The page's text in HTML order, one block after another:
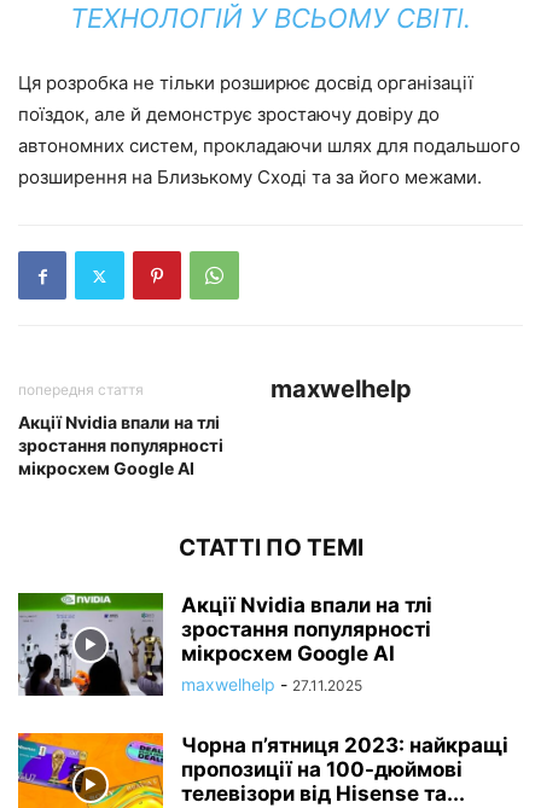
ТЕХНОЛОГІЙ У ВСЬОМУ СВІТІ.
Ця розробка не тільки розширює досвід організації
поїздок, але й демонструє зростаючу довіру до
автономних систем, прокладаючи шлях для подальшого
розширення на Близькому Сході та за його межами.
попередня стаття
Акції Nvidia впали на тлі
зростання популярності
мікросхем Google AI
maxwelhelp
СТАТТІ ПО ТЕМІ
Акції Nvidia впали на тлі
зростання популярності
мікросхем Google AI
maxwelhelp - 27.11.2025
Чорна п’ятниця 2023: найкращі
пропозиції на 100-дюймові
телевізори від Hisense та...